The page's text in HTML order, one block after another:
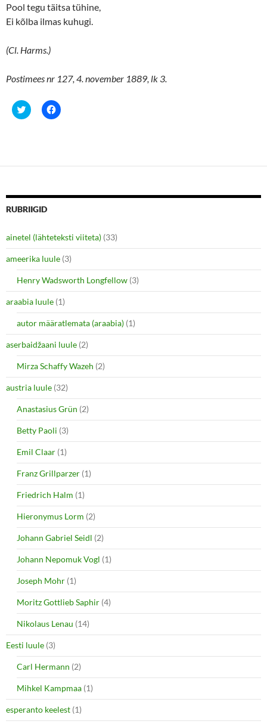
Pool tegu täitsa tühine,
Ei kõlba ilmas kuhugi.
(Cl. Harms.)
Postimees nr 127, 4. november 1889, lk 3.
C
l
h
e
o
n
t
t
e
r
(
O
p
e
n
n
n
w
w
i
n
d
o
)
C
l
h
e
o
e
b
o
o
k
(
O
p
e
n
i
n
n
e
w
w
i
n
d
w
)
RUBRIIGID
ainetel (lähteteksti viiteta) (33)
ameerika luule (3)
Henry Wadsworth Longfellow (3)
araabia luule (1)
autor määratlemata (araabia) (1)
aserbaidžaani luule (2)
Mirza Schaffy Wazeh (2)
austria luule (32)
Anastasius Grün (2)
Betty Paoli (3)
Emil Claar (1)
Franz Grillparzer (1)
Friedrich Halm (1)
Hieronymus Lorm (2)
Johann Gabriel Seidl (2)
Johann Nepomuk Vogl (1)
Joseph Mohr (1)
Moritz Gottlieb Saphir (4)
Nikolaus Lenau (14)
Eesti luule (3)
Carl Hermann (2)
Mihkel Kampmaa (1)
esperanto keelest (1)